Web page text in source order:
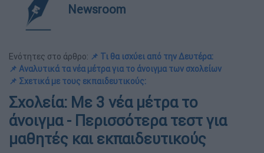
Newsroom
Ενότητες στο άρθρο: 📌 Τι θα ισχύει από την Δευτέρα:
📌 Αναλυτικά τα νέα μέτρα για το άνοιγμα των σχολείων
📌 Σχετικά με τους εκπαιδευτικούς:
Σχολεία: Με 3 νέα μέτρα το
άνοιγμα - Περισσότερα τεστ για
μαθητές και εκπαιδευτικούς